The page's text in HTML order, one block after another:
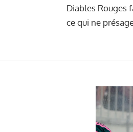
Diables Rouges
ce qui ne